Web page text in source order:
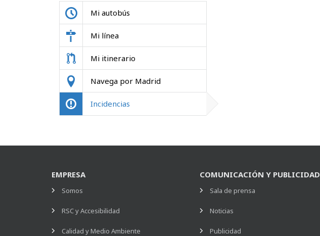
Mi autobús
Mi línea
Mi itinerario
Navega por Madrid
Incidencias
EMPRESA
Somos
RSC y Accesibilidad
Calidad y Medio Ambiente
COMUNICACIÓN Y PUBLICIDAD
Sala de prensa
Noticias
Publicidad